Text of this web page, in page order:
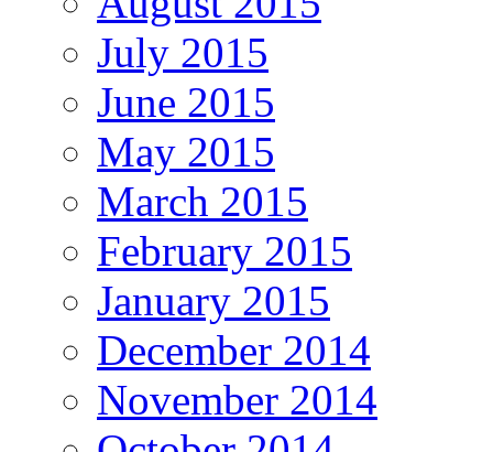
July 2015
June 2015
May 2015
March 2015
February 2015
January 2015
December 2014
November 2014